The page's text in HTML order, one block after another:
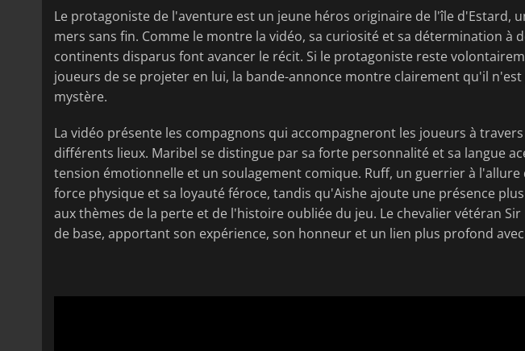
Le protagoniste de l'aventure est un jeune héros originaire de l'île d'Estard,
mers sans fin. Comme le montre la vidéo, sa curiosité et sa détermination à
continents disparus font avancer le récit. Si le protagoniste reste
joueurs de se projeter en lui, la bande-annonce montre clairement qu'il n'est
mystère.
La vidéo présente les compagnons qui accompagneront les joueurs à
différents lieux. Maribel se distingue par sa forte personnalité et sa langue
tension émotionnelle et un soulagement comique. Ruff, un guerrier à
force physique et sa loyauté féroce, tandis qu'Aishe ajoute une présence
aux thèmes de la perte et de l'histoire oubliée du jeu. Le chevalier vétéran
de base, apportant son expérience, son honneur et un lien plus profond